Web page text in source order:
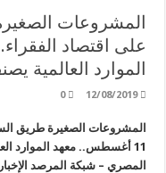
المشروعات
الموارد العالمية
12/08/2019
0
المشروعات الصغيرة طريق
11 أغسطس.. معهد الموارد
المصري – شبكة المرصد